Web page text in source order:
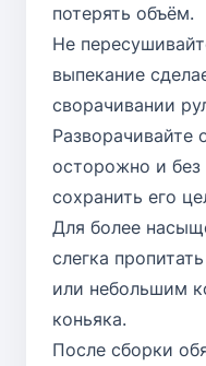
потерять объём.
Не
выпекание
сворачивании
Разворачивайте
осторожно и
сохранить его
Для более
слегка
или небольшим
коньяка.
После сборки